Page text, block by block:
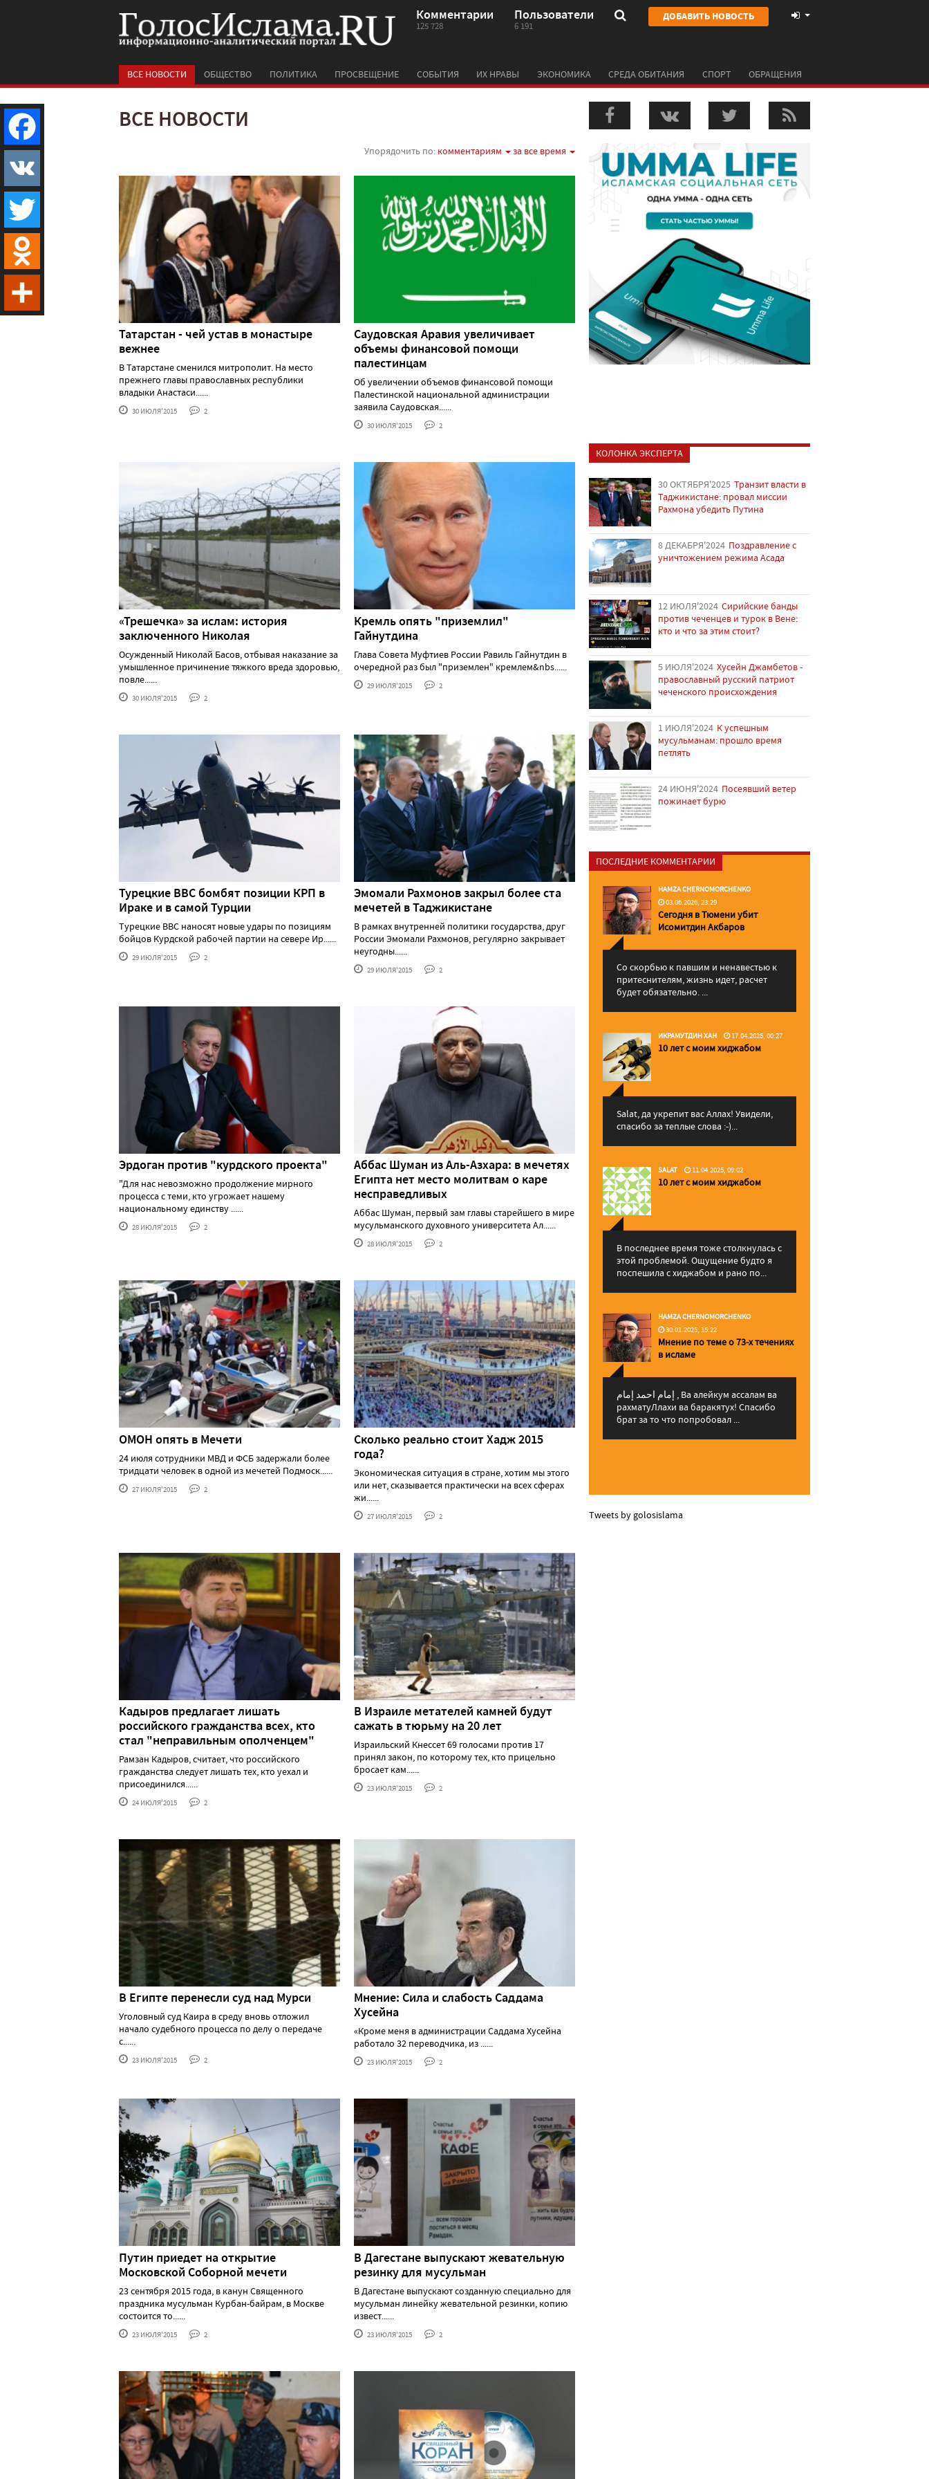
Комментарии
125 728
Пользователи
6 191
ДОБАВИТЬ НОВОСТЬ
ВСЕ НОВОСТИ ОБЩЕСТВО ПОЛИТИКА ПРОСВЕЩЕНИЕ СОБЫТИЯ ИХ НРАВЫ ЭКОНОМИКА СРЕДА ОБИТАНИЯ СПОРТ ОБРАЩЕНИЯ
ВСЕ НОВОСТИ
Упорядочить по: комментариям за все время
Татарстан - чей устав в монастыре
вежнее
В Татарстане сменился митрополит. На место
прежнего главы православных республики
владыки Анастаси......
30 ИЮЛЯ'2015 2
Саудовская Аравия увеличивает
объемы финансовой помощи
палестинцам
Об увеличении объемов финансовой помощи
Палестинской национальной администрации
заявила Саудовская......
30 ИЮЛЯ'2015 2
«Трешечка» за ислам: история
заключенного Николая
Осужденный Николай Басов, отбывая наказание за
умышленное причинение тяжкого вреда здоровью,
повле......
30 ИЮЛЯ'2015 2
Кремль опять "приземлил"
Гайнутдина
Глава Совета Муфтиев России Равиль Гайнутдин в
очередной раз был "приземлен" кремлем&nbs......
29 ИЮЛЯ'2015 2
Турецкие ВВС бомбят позиции КРП в
Ираке и в самой Турции
Турецкие ВВС наносят новые удары по позициям
бойцов Курдской рабочей партии на севере Ир......
29 ИЮЛЯ'2015 2
Эмомали Рахмонов закрыл более ста
мечетей в Таджикистане
В рамках внутренней политики государства, друг
России Эмомали Рахмонов, регулярно закрывает
неугодны......
29 ИЮЛЯ'2015 2
Эрдоган против "курдского проекта"
"Для нас невозможно продолжение мирного
процесса с теми, кто угрожает нашему
национальному единству ......
28 ИЮЛЯ'2015 2
Аббас Шуман из Аль-Азхара: в мечетях
Египта нет место молитвам о каре
несправедливых
Аббас Шуман, первый зам главы старейшего в мире
мусульманского духовного университета Ал......
28 ИЮЛЯ'2015 2
ОМОН опять в Мечети
24 июля сотрудники МВД и ФСБ задержали более
тридцати человек в одной из мечетей Подмоск......
27 ИЮЛЯ'2015 2
Сколько реально стоит Хадж 2015
года?
Экономическая ситуация в стране, хотим мы этого
или нет, сказывается практически на всех сферах
жи......
27 ИЮЛЯ'2015 2
Кадыров предлагает лишать
российского гражданства всех, кто
стал "неправильным ополченцем"
Рамзан Кадыров, считает, что российского
гражданства следует лишать тех, кто уехал и
присоединился......
24 ИЮЛЯ'2015 2
В Израиле метателей камней будут
сажать в тюрьму на 20 лет
Израильский Кнессет 69 голосами против 17
принял закон, по которому тех, кто прицельно
бросает кам......
23 ИЮЛЯ'2015 2
В Египте перенесли суд над Мурси
Уголовный суд Каира в среду вновь отложил
начало судебного процесса по делу о передаче
с......
23 ИЮЛЯ'2015 2
Мнение: Сила и слабость Саддама
Хусейна
«Кроме меня в администрации Саддама Хусейна
работало 32 переводчика, из ......
23 ИЮЛЯ'2015 2
Путин приедет на открытие
Московской Соборной мечети
23 сентября 2015 года, в канун Священного
праздника мусульман Курбан-байрам, в Москве
состоится то......
23 ИЮЛЯ'2015 2
В Дагестане выпускают жевательную
резинку для мусульман
В Дагестане выпускают созданную специально для
мусульман линейку жевательной резинки, копию
извест......
23 ИЮЛЯ'2015 2
КОЛОНКА ЭКСПЕРТА
30 ОКТЯБРЯ'2025 Транзит власти в
Таджикистане: провал миссии
Рахмона убедить Путина
8 ДЕКАБРЯ'2024 Поздравление с
уничтожением режима Асада
12 ИЮЛЯ'2024 Сирийские банды
против чеченцев и турок в Вене:
кто и что за этим стоит?
5 ИЮЛЯ'2024 Хусейн Джамбетов -
православный русский патриот
чеченского происхождения
1 ИЮЛЯ'2024 К успешным
мусульманам: прошло время
петлять
24 ИЮНЯ'2024 Посеявший ветер
пожинает бурю
ПОСЛЕДНИЕ КОММЕНТАРИИ
HAMZA CHERNOMORCHENKO
03.06.2026, 23:29
Сегодня в Тюмени убит
Исомитдин Акбаров
Со скорбью к павшим и ненавестью к
притеснителям, жизнь идет, расчет
будет обязательно. ...
ИКРАМУТДИН ХАН 17.04.2025, 00:27
10 лет с моим хиджабом
Salat, да укрепит вас Аллаx! Увидели,
спасибо за теплые слова :-)...
SALAT 11.04.2025, 09:02
10 лет с моим хиджабом
В последнее время тоже столкнулась с
этой проблемой. Ощущение будто я
поспешила с хиджабом и рано по...
HAMZA CHERNOMORCHENKO
30.01.2025, 15:22
Мнение по теме о 73-х течениях
в исламе
إمام احمد إمام , Ва алейкум ассалам ва
рахматуЛлахи ва баракятух! Спасибо
брат за то что попробовал ...
Tweets by golosislama
Facebook
VK
Twitter
Odnoklassniki